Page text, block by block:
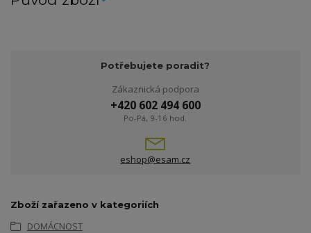
Potřebujete poradit?
Zákaznická podpora
+420 602 494 600
Po-Pá, 9-16 hod.
eshop@esam.cz
Zboží zařazeno v kategoriích
DOMÁCNOST